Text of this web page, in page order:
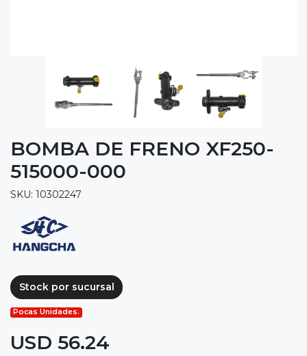
BOMBA DE FRENO XF250-
515000-000
SKU: 10302247
Stock por sucursal
Pocas Unidades.
USD 56.24